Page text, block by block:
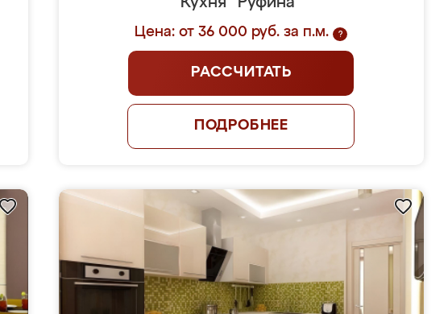
Цена: от 36 000 руб. за п.м. ?
РАССЧИТАТЬ
ПОДРОБНЕЕ